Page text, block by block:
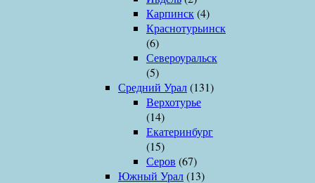
Карпинск(4)
Краснотурьинск
(6)
Североуральск
(5)
Средний Урал(131)
Верхотурье
(14)
Екатеринбург
(15)
Серов (67)
Южный Урал(13)